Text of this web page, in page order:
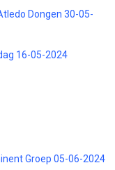
Dongen 30-05-
16-05-2024
Groep 05-06-2024